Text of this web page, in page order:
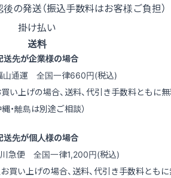
の発送（振込手数料はお客様ご負担）
掛け払い
送料
送先が企業様の場合
山通運 全国一律660円(税込)
い上げの場合、送料、代引き手数料ともに無
縄・離島は別途ご相談）
送先が個人様の場合
川急便 全国一律1,200円(税込)
買い上げの場合、送料、代引き手数料とも